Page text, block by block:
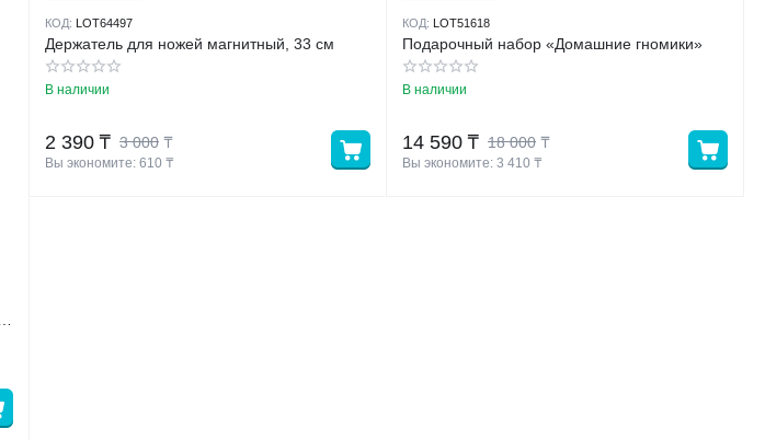
КОД: LOT64497
Держатель для ножей магнитный, 33 см
В наличии
3 000 ₸
2 390 ₸
Вы экономите: 610 ₸
КОД: LOT51618
Подарочный набор «Домашние гномики»
В наличии
18 000 ₸
14 590 ₸
Вы экономите: 3 410 ₸